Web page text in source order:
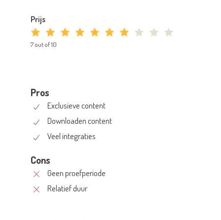
Prijs
7 out of 10
Pros
Exclusieve content
Downloaden content
Veel integraties
Cons
Geen proefperiode
Relatief duur